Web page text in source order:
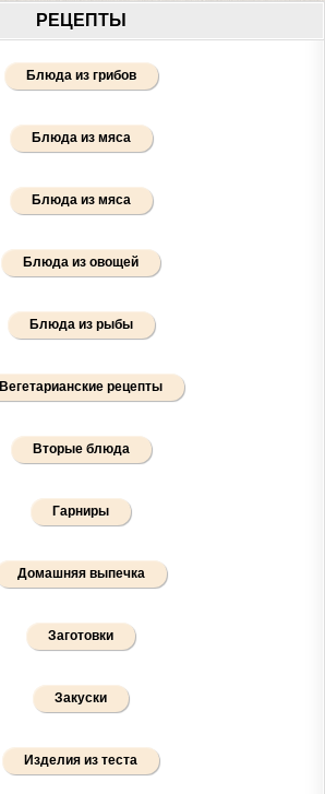
РЕЦЕПТЫ
Блюда из грибов
Блюда из мяса
Блюда из мяса
Блюда из овощей
Блюда из рыбы
Вегетарианские рецепты
Вторые блюда
Гарниры
Домашняя выпечка
Заготовки
Закуски
Изделия из теста